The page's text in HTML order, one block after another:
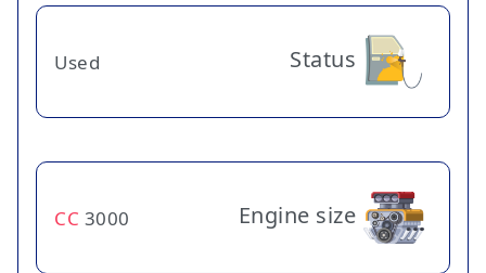
Status
Used
Engine size
3000
CC